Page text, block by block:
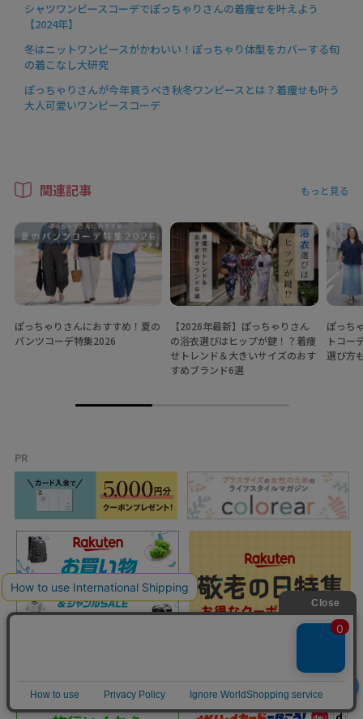
シャツワンピースコーデでぽっちゃりさんの着痩せを叶えよう
【2024年】
冬はニットワンピースがかわいい！ぽっちゃり体型をカバーする旬
の着こなし大研究
ぽっちゃりさんが今年買うべき秋冬ワンピースとは？着痩せも叶う
大人可愛いワンピースコーデ
関連記事 もっと見る
ぽっちゃりさんにおすすめ！夏の
パンツコーデ特集2026
【2026年最新】ぽっちゃりさん
の浴衣選びはヒップが鍵！？着痩
せトレンド＆大きいサイズのおす
すめブランド6選
ぽっち
トコー
選び方
PR